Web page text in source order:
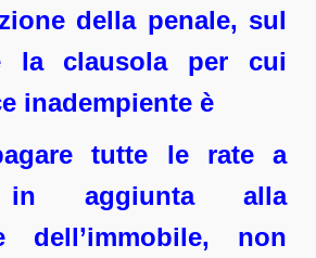
della penale, sul
la clausola per cui
inadempiente è
tutte le rate a
in aggiunta alla
dell’immobile, non